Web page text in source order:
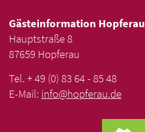
Gästeinformation Hopferau
Hauptstraße 8
87659 Hopferau
Tel. + 49 (0) 83 64 - 85 48
E-Mail: info@hopferau.de